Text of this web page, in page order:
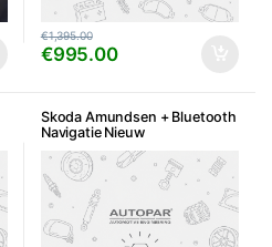
€995.00
€1,395.00
Skoda Amundsen + Bluetooth
Navigatie Nieuw